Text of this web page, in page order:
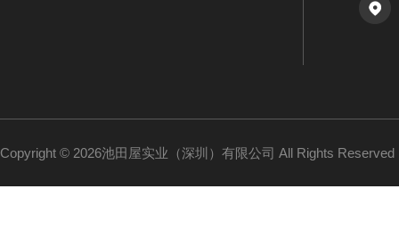
Copyright © 2026池田屋实业（深圳）有限公司 All Rights